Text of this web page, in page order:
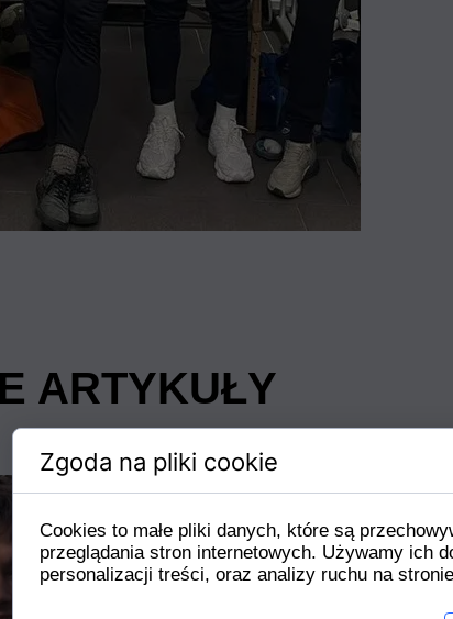
ARTYKUŁY
Zgoda na pliki cookie
Cookies to małe pliki danych, które są
przeglądania stron internetowych. Używamy ich
personalizacji treści, oraz analizy ruchu na